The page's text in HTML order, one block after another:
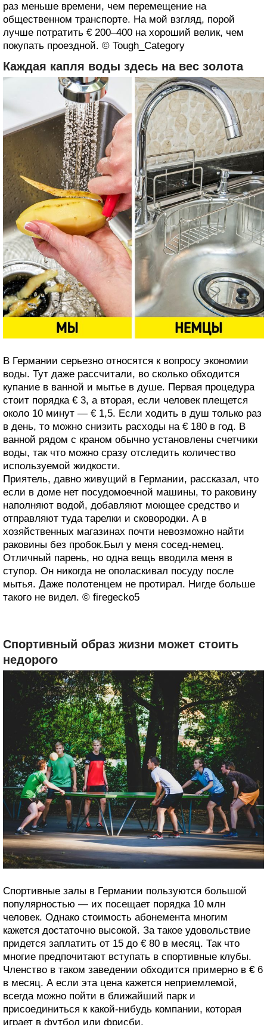
раз меньше времени, чем перемещение на
общественном транспорте. На мой взгляд, порой
лучше потратить € 200–400 на хороший велик, чем
покупать проездной. © Tough_Category
Каждая капля воды здесь на вес золота
В Германии серьезно относятся к вопросу экономии
воды. Тут даже рассчитали, во сколько обходится
купание в ванной и мытье в душе. Первая процедура
стоит порядка € 3, а вторая, если человек плещется
около 10 минут — € 1,5. Если ходить в душ только раз
в день, то можно снизить расходы на € 180 в год. В
ванной рядом с краном обычно установлены счетчики
воды, так что можно сразу отследить количество
используемой жидкости.
Приятель, давно живущий в Германии, рассказал, что
если в доме нет посудомоечной машины, то раковину
наполняют водой, добавляют моющее средство и
отправляют туда тарелки и сковородки. А в
хозяйственных магазинах почти невозможно найти
раковины без пробок.Был у меня сосед-немец.
Отличный парень, но одна вещь вводила меня в
ступор. Он никогда не ополаскивал посуду после
мытья. Даже полотенцем не протирал. Нигде больше
такого не видел. © firegecko5
Спортивный образ жизни может стоить
недорого
Спортивные залы в Германии пользуются большой
популярностью — их посещает порядка 10 млн
человек. Однако стоимость абонемента многим
кажется достаточно высокой. За такое удовольствие
придется заплатить от 15 до € 80 в месяц. Так что
многие предпочитают вступать в спортивные клубы.
Членство в таком заведении обходится примерно в € 6
в месяц. А если эта цена кажется неприемлемой,
всегда можно пойти в ближайший парк и
присоединиться к какой-нибудь компании, которая
играет в футбол или фрисби.